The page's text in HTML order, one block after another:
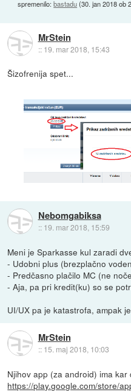
spremenilo:bastadu(30. jan 2018 ob
MrStein
:: 19. mar 2018, 15:43
Šizofrenija spet...
Nebomgabiksa
:: 19. mar 2018, 15:59
Meni je Sparkasse kul zaradi
- Udobni plus (brezplačno
- Predčasno plačilo MC (ne
- Aja, pa pri kredit(ku) so se
UI/UX pa je katastrofa, ampak
MrStein
:: 15. maj 2018, 10:03
Njihov app (za android) ima
https://play.google.com/store/